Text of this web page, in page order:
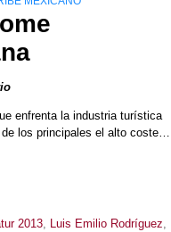
enfrenta la industria turística
los principales el alto coste…
2013, Luis Emilio Rodríguez